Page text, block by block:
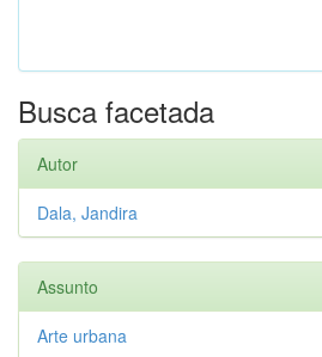
Busca facetada
Autor
Dala, Jandira
Assunto
Arte urbana